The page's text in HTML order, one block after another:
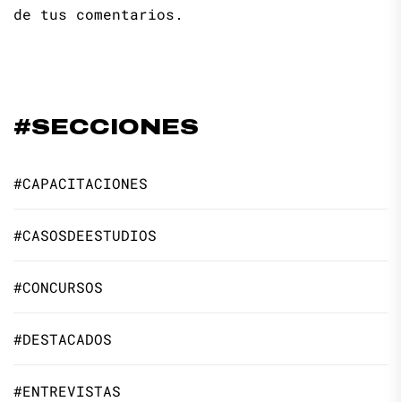
de tus comentarios.
#SECCIONES
#CAPACITACIONES
#CASOSDEESTUDIOS
#CONCURSOS
#DESTACADOS
#ENTREVISTAS